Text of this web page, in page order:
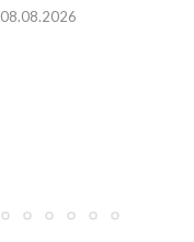
08.08.2026